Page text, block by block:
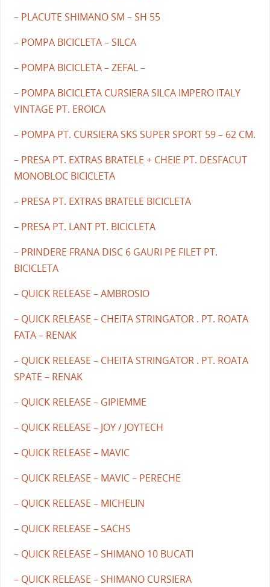
– PLACUTE SHIMANO SM – SH 55
– POMPA BICICLETA – SILCA
– POMPA BICICLETA – ZEFAL –
– POMPA BICICLETA CURSIERA SILCA IMPERO ITALY
VINTAGE PT. EROICA
– POMPA PT. CURSIERA SKS SUPER SPORT 59 – 62 CM.
– PRESA PT. EXTRAS BRATELE + CHEIE PT. DESFACUT
MONOBLOC BICICLETA
– PRESA PT. EXTRAS BRATELE BICICLETA
– PRESA PT. LANT PT. BICICLETA
– PRINDERE FRANA DISC 6 GAURI PE FILET PT.
BICICLETA
– QUICK RELEASE – AMBROSIO
– QUICK RELEASE – CHEITA STRINGATOR . PT. ROATA
FATA – RENAK
– QUICK RELEASE – CHEITA STRINGATOR . PT. ROATA
SPATE – RENAK
– QUICK RELEASE – GIPIEMME
– QUICK RELEASE – JOY / JOYTECH
– QUICK RELEASE – MAVIC
– QUICK RELEASE – MAVIC – PERECHE
– QUICK RELEASE – MICHELIN
– QUICK RELEASE – SACHS
– QUICK RELEASE – SHIMANO 10 BUCATI
– QUICK RELEASE – SHIMANO CURSIERA